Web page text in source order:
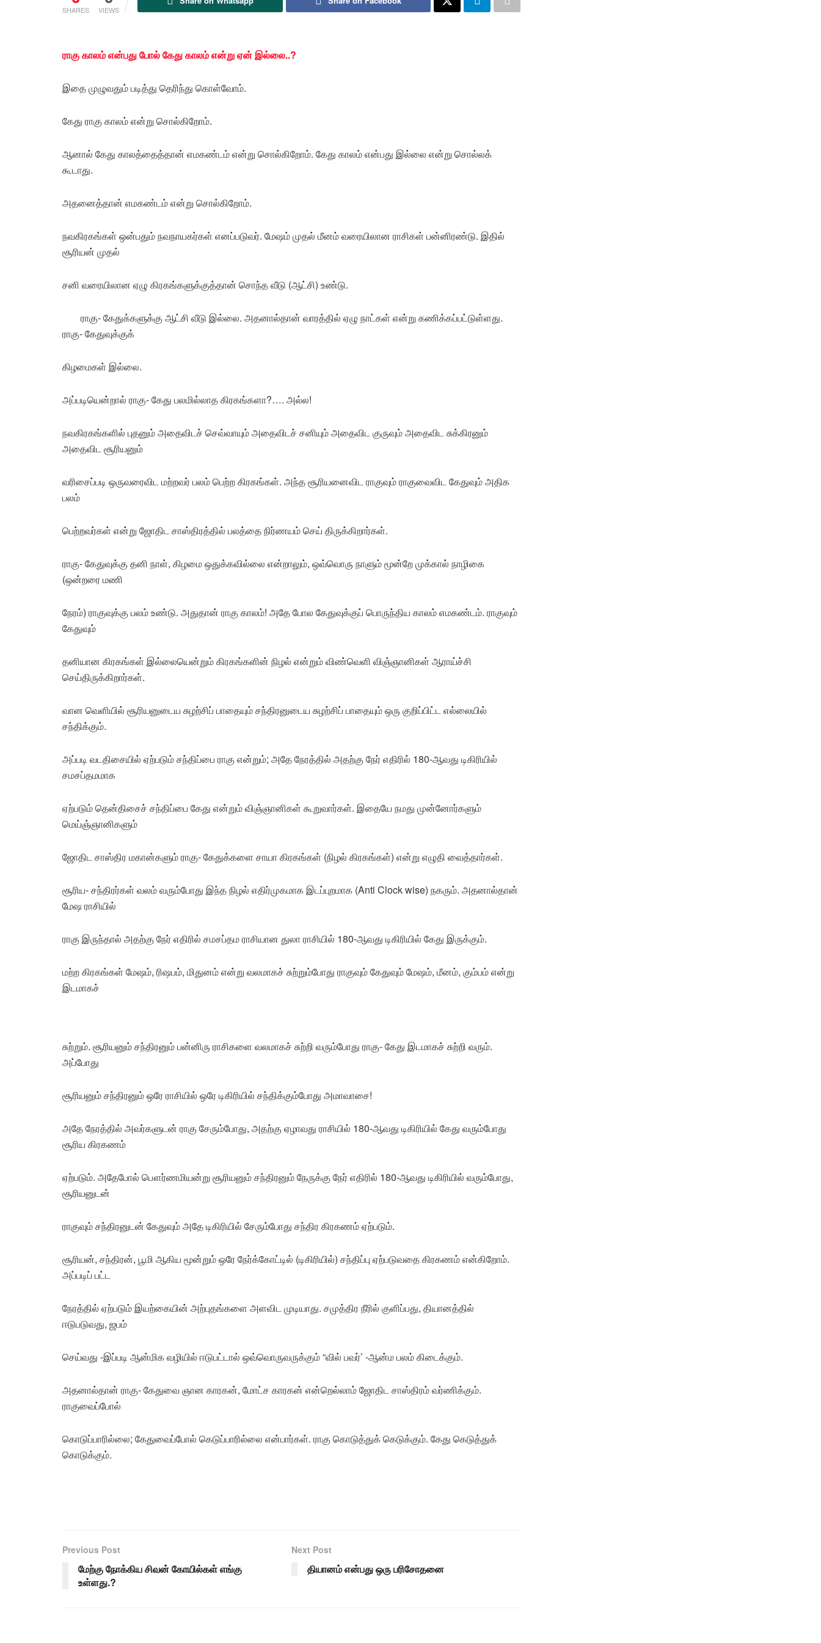
SHARES VIEWS
ராகு காலம் என்பது போல் கேது காலம் என்று ஏன் இல்லை..?
இதை முழுவதும் படித்து தெரிந்து கொள்வோம்.
கேது ராகு காலம் என்று சொல்கிறோம்.
ஆனால் கேது காலத்தைத்தான் எமகண்டம் என்று சொல்கிறோம். கேது கால‌ம் எ‌ன்பது இ‌ல்லை எ‌ன்று சொ‌ல்ல‌க்
கூடாது.
அதனை‌த்தா‌ன் எமக‌ண்ட‌ம் எ‌ன்று சொ‌ல்‌கிறோ‌ம்.
நவகிரகங்கள் ஒன்பதும் நவநாயகர்கள் எனப்படுவர். மேஷம் முதல் மீனம் வரையிலான ராசிகள் பன்னிரண்டு. இதில்
சூரியன் முதல்
சனி வரையிலான ஏழு கிரகங்களுக்குத்தான் சொந்த வீடு (ஆட்சி) உண்டு.
ராகு- கேதுக்களுக்கு ஆட்சி வீடு இல்லை. அதனால்தான் வாரத்தில் ஏழு நாட்கள் என்று கணிக்கப்பட்டுள்ளது.
ராகு- கேதுவுக்குக்
கிழமைகள் இல்லை.
அப்படியென்றால் ராகு- கேது பலமில்லாத கிரகங்களா?…. அல்ல!
நவகிரகங்களில் புதனும் அதைவிடச் செவ்வாயும் அதைவிடச் சனியும் அதைவிட குருவும் அதைவிட சுக்கிரனும்
அதைவிட சூரியனும்
வரிசைப்படி ஒருவரைவிட மற்றவர் பலம் பெற்ற கிரகங்கள். அந்த சூரியனைவிட ராகுவும் ராகுவைவிட கேதுவும் அதிக
பலம்
பெற்றவர்கள் என்று ஜோதிட சாஸ்திரத்தில் பலத்தை நிர்ணயம் செய் திருக்கிறார்கள்.
ராகு- கேதுவுக்கு தனி நாள், கிழமை ஒதுக்கவில்லை என்றாலும், ஒவ்வொரு நாளும் மூன்றே முக்கால் நாழிகை
(ஒன்றரை மணி
நேரம்) ராகுவுக்கு பலம் உண்டு. அதுதான் ராகு காலம்! அதே போல கேதுவுக்குப் பொருந்திய காலம் எமகண்டம். ராகுவும்
கேதுவும்
தனியான கிரகங்கள் இல்லையென்றும் கிரகங்களின் நிழல் என்றும் விண்வெளி விஞ்ஞானிகள் ஆராய்ச்சி
செய்திருக்கிறார்கள்.
வான வெளியில் சூரியனுடைய சுழற்சிப் பாதையும் சந்திரனுடைய சுழற்சிப் பாதையும் ஒரு குறிப்பிட்ட எல்லையில்
சந்திக்கும்.
அப்படி வடதிசையில் ஏற்படும் சந்திப்பை ராகு என்றும்; அதே நேரத்தில் அதற்கு நேர் எதிரில் 180-ஆவது டிகிரியில்
சமசப்தமமாக
ஏற்படும் தென்திசைச் சந்திப்பை கேது என்றும் விஞ்ஞானிகள் கூறுவார்கள். இதையே நமது முன்னோர்களும்
மெய்ஞ்ஞானிகளும்
ஜோதிட சாஸ்திர மகான்களும் ராகு- கேதுக்களை சாயா கிரகங்கள் (நிழல் கிரகங்கள்) என்று எழுதி வைத்தார்கள்.
சூரிய- சந்திரர்கள் வலம் வரும்போது இந்த நிழல் எதிர்முகமாக இடப்புறமாக (Anti Clock wise) நகரும். அதனால்தான்
மேஷ ராசியில்
ராகு இருந்தால் அதற்கு நேர் எதிரில் சமசப்தம ராசியான துலா ராசியில் 180-ஆவது டிகிரியில் கேது இருக்கும்.
மற்ற கிரகங்கள் மேஷம், ரிஷபம், மிதுனம் என்று வலமாகச் சுற்றும்போது ராகுவும் கேதுவும் மேஷம், மீனம், கும்பம் என்று
இடமாகச்
சுற்றும். சூரியனும் சந்திரனும் பன்னிரு ராசிகளை வலமாகச் சுற்றி வரும்போது ராகு- கேது இடமாகச் சுற்றி வரும்.
அப்போது
சூரியனும் சந்திரனும் ஒரே ராசியில் ஒரே டிகிரியில் சந்திக்கும்போது அமாவாசை!
அதே நேரத்தில் அவர்களுடன் ராகு சேரும்போது, அதற்கு ஏழாவது ராசியில் 180-ஆவது டிகிரியில் கேது வரும்போது
சூரிய கிரகணம்
ஏற்படும். அதேபோல் பௌர்ணமியன்று சூரியனும் சந்திரனும் நேருக்கு நேர் எதிரில் 180-ஆவது டிகிரியில் வரும்போது,
சூரியனுடன்
ராகுவும் சந்திரனுடன் கேதுவும் அதே டிகிரியில் சேரும்போது சந்திர கிரகணம் ஏற்படும்.
சூரியன், சந்திரன், பூமி ஆகிய மூன்றும் ஒரே நேர்க்கோட்டில் (டிகிரியில்) சந்திப்பு ஏற்படுவதை கிரகணம் என்கிறோம்.
அப்படிப் பட்ட
நேரத்தில் ஏற்படும் இயற்கையின் அற்புதங்களை அளவிட முடியாது. சமுத்திர நீரில் குளிப்பது, தியானத்தில்
ஈடுபடுவது, ஜபம்
செய்வது -இப்படி ஆன்மிக வழியில் ஈடுபட்டால் ஒவ்வொருவருக்கும் “வில் பவர்’ -ஆன்ம பலம் கிடைக்கும்.
அதனால்தான் ராகு- கேதுவை ஞான காரகன், மோட்ச காரகன் என்றெல்லாம் ஜோதிட சாஸ்திரம் வர்ணிக்கும்.
ராகுவைப்போல்
கொடுப்பாரில்லை; கேதுவைப்போல் கெடுப்பாரில்லை என்பார்கள். ராகு கொடுத்துக் கெடுக்கும். கேது கெடுத்துக்
கொடுக்கும்.
Previous Post
மேற்கு நோக்கிய சிவன் கோயில்கள் எங்கு
உள்ளது.?
Next Post
தியானம் என்பது ஒரு பரிசோதனை